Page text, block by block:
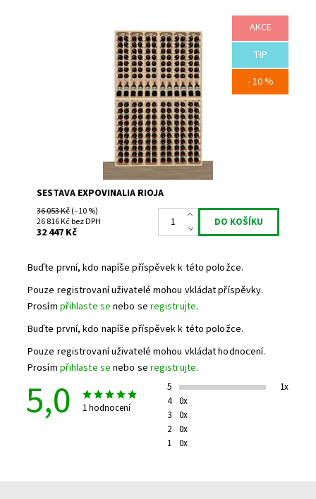
AKCE
TIP
- 10 %
Sestava regálu na víno Expovinalia pro 216 lahví.
Do 3 týdnů
EXPRIO_02
Expovinalia
SESTAVA EXPOVINALIA RIOJA
36 053 Kč(–10 %)
26 816 Kč bez DPH
32 447 Kč
Buďte první, kdo napíše příspěvek k této položce.
Pouze registrovaní uživatelé mohou vkládat příspěvky.
Prosím přihlaste se nebo se registrujte.
Buďte první, kdo napíše příspěvek k této položce.
Pouze registrovaní uživatelé mohou vkládat hodnocení.
Prosím přihlaste se nebo se registrujte.
5,0 1 hodnocení
5
1x
4
0x
3
0x
2
0x
1
0x